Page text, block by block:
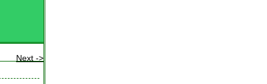
Next ->